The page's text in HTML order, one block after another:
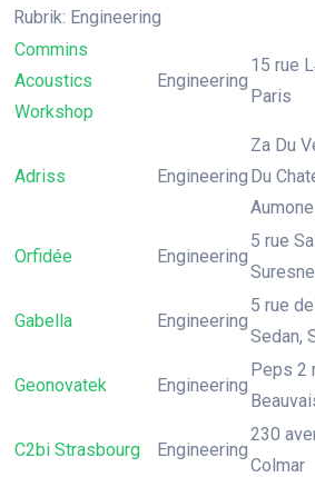
Rubrik: Engineering
Commins
Acoustics
Workshop
Engineering
15 rue
Paris
Adriss Engineering
Za Du
Du
Aumone
Orfidée Engineering
5 rue
Gabella Engineering
5 rue
Sedan,
Geonovatek Engineering
Peps 2
C2bi Strasbourg Engineering
230
Colmar